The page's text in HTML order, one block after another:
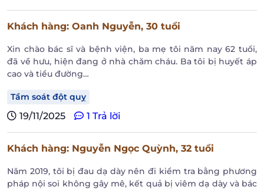
Khách hàng: Oanh Nguyễn, 30 tuổi
Xin chào bác sĩ và bệnh viện, ba mẹ tôi năm nay 62 tuổi,
đã về hưu, hiện đang ở nhà chăm cháu. Ba tôi bị huyết áp
cao và tiểu đường…
Tầm soát đột quỵ
19/11/2025 1 Trả lời
Khách hàng: Nguyễn Ngọc Quỳnh, 32 tuổi
Năm 2019, tôi bị đau dạ dày nên đi kiểm tra bằng phương
pháp nội soi không gây mê, kết quả bị viêm dạ dày và bác